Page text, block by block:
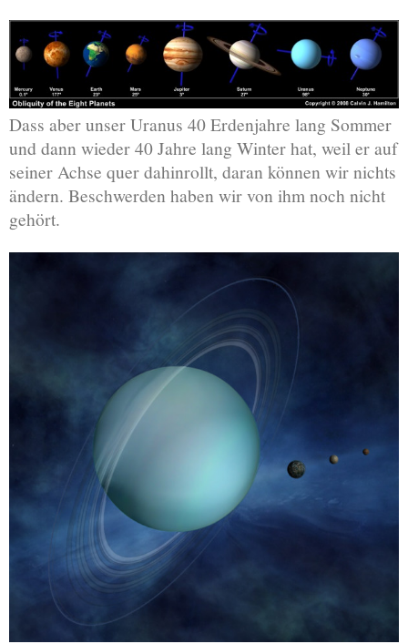
Dass aber unser Uranus 40 Erdenjahre lang Sommer
und dann wieder 40 Jahre lang Winter hat, weil er auf
seiner Achse quer dahinrollt, daran können wir nichts
ändern. Beschwerden haben wir von ihm noch nicht
gehört.